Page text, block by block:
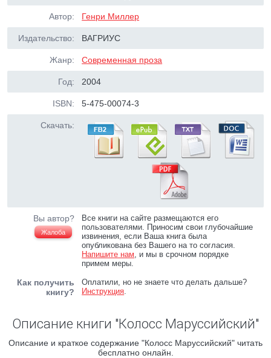
Автор: Генри Миллер
Издательство: ВАГРИУС
Жанр: Современная проза
Год: 2004
ISBN: 5-475-00074-3
Скачать:
Вы автор?
Жалоба
Все книги на сайте размещаются его
пользователями. Приносим свои глубочайшие
извинения, если Ваша книга была
опубликована без Вашего на то согласия.
Напишите нам, и мы в срочном порядке
примем меры.
Как получить
книгу?
Оплатили, но не знаете что делать дальше?
Инструкция.
Описание книги "Колосс Маруссийский"
Описание и краткое содержание "Колосс Маруссийский" читать
бесплатно онлайн.